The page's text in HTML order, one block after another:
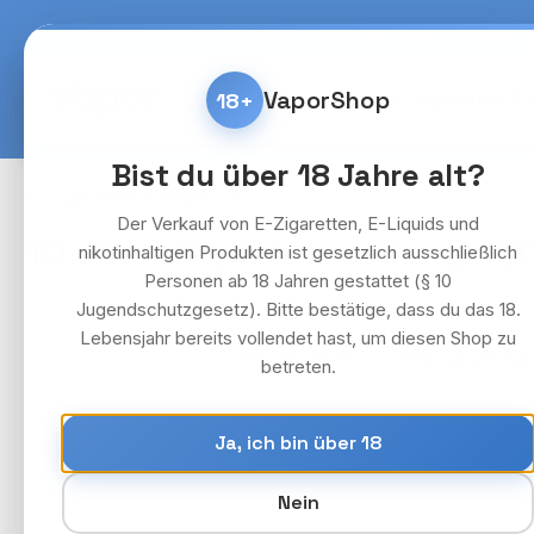
Hauptinhalt springen
Zur Suche springen
Zur Hauptnavigation springen Kostenlose Lieferung
Home E-Zigaretten &
10x Salt Switch Ice Mango
Bildergalerie überspringen
18+ VaporShop
Bist du über 18 Jahre alt?
Der Verkauf von E-Zigaretten, E-Liquids und
nikotinhaltigen Produkten ist gesetzlich ausschließlich
Personen ab 18 Jahren gestattet (§ 10
Jugendschutzgesetz). Bitte bestätige, dass du das 18.
Lebensjahr bereits vollendet hast, um diesen Shop zu
betreten.
Ja, ich bin über 18
Nein